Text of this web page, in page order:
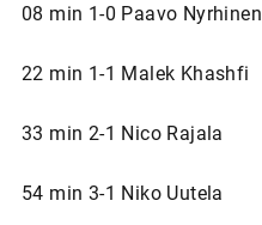
08 min 1-0 Paavo Nyrhinen
22 min 1-1 Malek Khashfi
33 min 2-1 Nico Rajala
54 min 3-1 Niko Uutela